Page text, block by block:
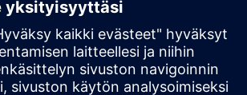
5G mahdollistaa turvallisen, matalan
tekniseen integraatioon, mikä
intralogistiikkaa,